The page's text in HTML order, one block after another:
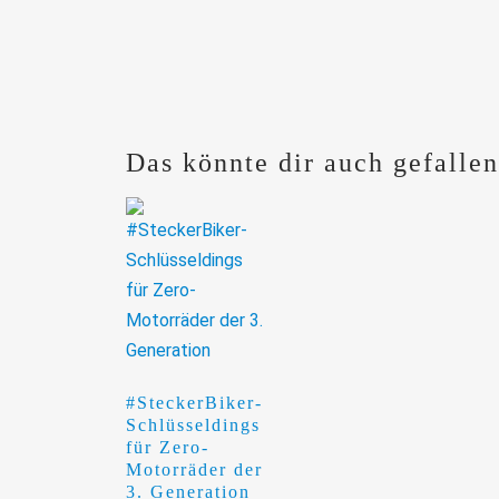
Das könnte dir auch
#SteckerBiker-
Schlüsseldings
für Zero-
Motorräder der
3. Generation